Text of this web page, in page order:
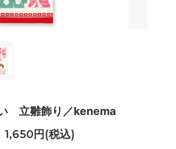
立雛飾り／kenema
1,650円(税込)